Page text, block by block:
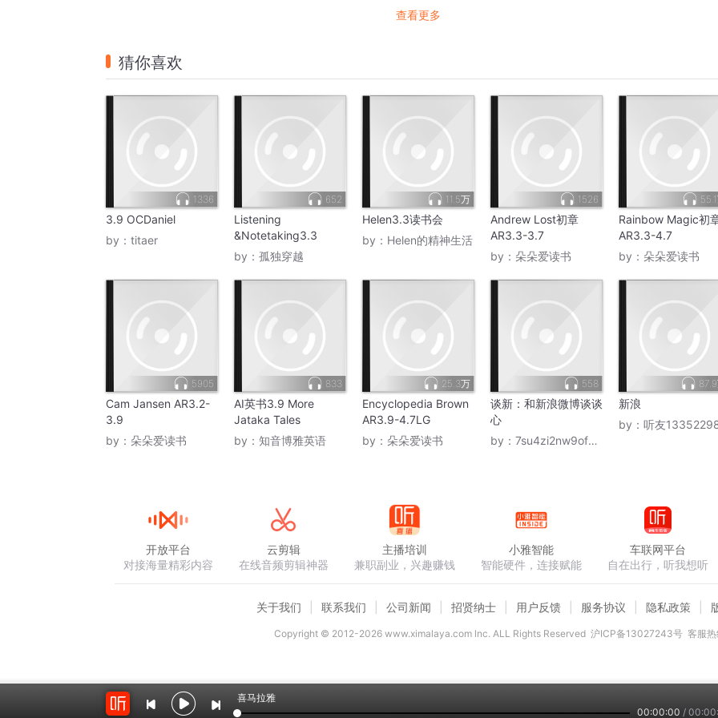
查看更多
猜你喜欢
1336
3.9 OCDaniel
by： titaer
652
Listening
&Notetaking3.3
by： 孤独穿越
11.5万
Helen3.3读书会
by： Helen的精神生活
1526
Andrew Lost初章
AR3.3-3.7
by： 朵朵爱读书
Rainbow Magic初
AR3.3-4.7
by： 朵朵爱读书
5905
Cam Jansen AR3.2-
3.9
by： 朵朵爱读书
833
AI英书3.9 More
Jataka Tales
by： 知音博雅英语
25.3万
Encyclopedia Brown
AR3.9-4.7LG
by： 朵朵爱读书
558
谈新：和新浪微博谈谈
心
by： 7su4zi2nw9ofzmbog0xl
新浪
by： 听友
喜马拉雅
00:00:00 /
开放平台
对接海量精彩内容
云剪辑
在线音频剪辑神器
主播培训
兼职副业，兴趣赚钱
小雅智能
智能硬件，连接赋能
车联网平台
自在出行，听我想听
关于我们 联系我们 公司新闻 招贤纳士 用户反馈 服务协议 隐私政策
Copyright © 2012-2026www.ximalaya.com lnc. ALL Rights Reserved 沪ICP备13027243号 客服